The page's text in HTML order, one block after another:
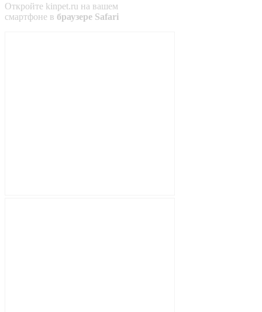
Откройте kinpet.ru на вашем
смартфоне в браузере Safari